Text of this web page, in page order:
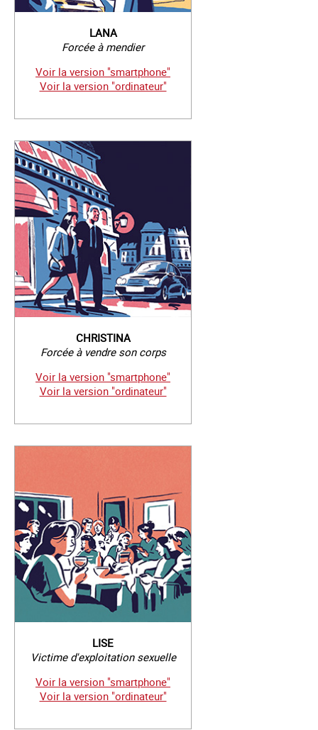
LANA
Forcée à mendier
Voir la version "smartphone"
Voir la version "ordinateur"
CHRISTINA
Forcée à vendre son corps
Voir la version "smartphone"
Voir la version "ordinateur"
LISE
Victime d'exploitation sexuelle
Voir la version "smartphone"
Voir la version "ordinateur"